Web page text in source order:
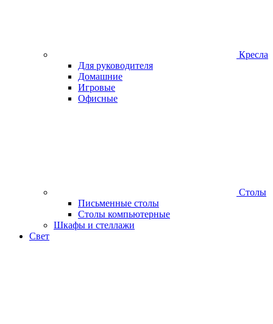
Кресла
Для руководителя
Домашние
Игровые
Офисные
Столы
Письменные столы
Столы компьютерные
Шкафы и стеллажи
Свет